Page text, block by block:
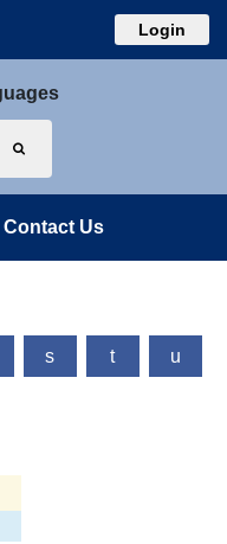
Login
Contact Us
s t u